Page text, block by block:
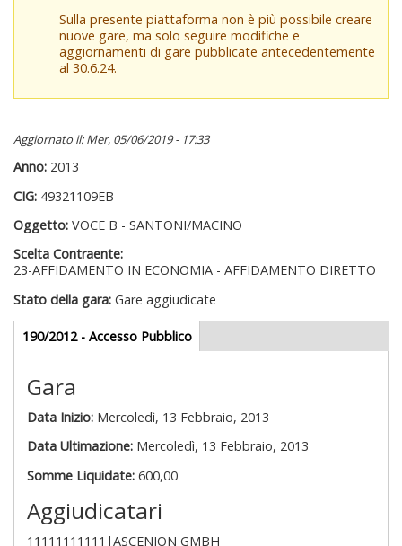
Sulla presente piattaforma non è più possibile creare
nuove gare, ma solo seguire modifiche e
aggiornamenti di gare pubblicate antecedentemente
al 30.6.24.
Aggiornato il: Mer, 05/06/2019 - 17:33
Anno: 2013
CIG: 49321109EB
Oggetto: VOCE B - SANTONI/MACINO
Scelta Contraente:
23-AFFIDAMENTO IN ECONOMIA - AFFIDAMENTO DIRETTO
Stato della gara: Gare aggiudicate
Gare appalti
190/2012 - Accesso Pubblico(scheda
attiva)
Gara
Data Inizio: Mercoledì, 13 Febbraio, 2013
Data Ultimazione: Mercoledì, 13 Febbraio, 2013
Somme Liquidate:600,00
Aggiudicatari
11111111111|ASCENION GMBH